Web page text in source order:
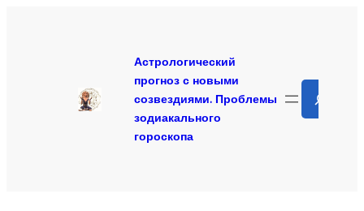
Астрологический
прогноз с новыми
созвездиями. Проблемы
зодиакального
гороскопа